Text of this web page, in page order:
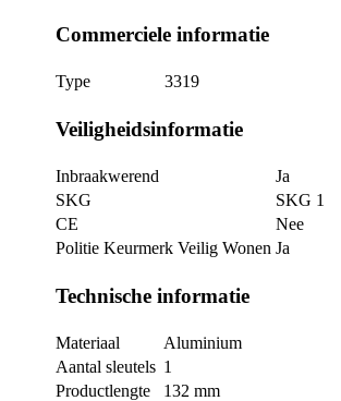
Commerciele informatie
Type 3319
Veiligheidsinformatie
Inbraakwerend
Ja
SKG
SKG 1
CE
Nee
Politie Keurmerk Veilig Wonen Ja
Technische informatie
Materiaal
Aluminium
Aantal sleutels 1
Productlengte
132 mm